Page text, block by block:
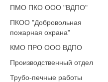
ПМО ПКО ООО "ВДПО"
ПКОО "Добровольная
пожарная охрана"
КМО ПРО ООО ВДПО
Производственный отдел
Трубо-печные работы